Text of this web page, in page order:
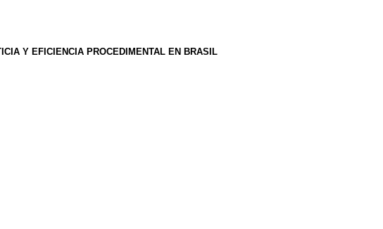
Y EFICIENCIA PROCEDIMENTAL EN BRASIL